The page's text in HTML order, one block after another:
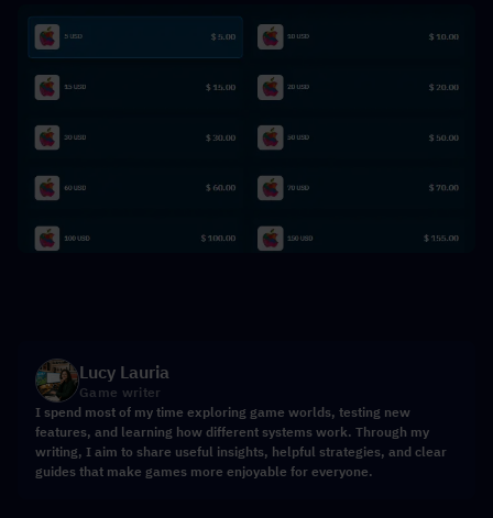
Lucy Lauria
Game writer
I spend most of my time exploring game worlds, testing new
features, and learning how different systems work. Through my
writing, I aim to share useful insights, helpful strategies, and clear
guides that make games more enjoyable for everyone.